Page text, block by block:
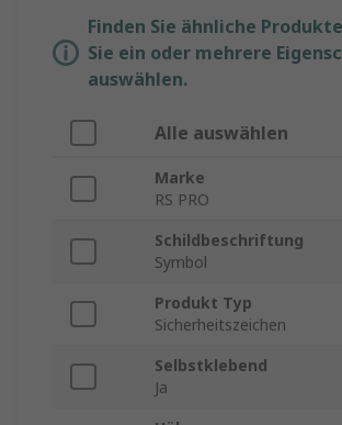
Finden Sie ähnliche
Sie ein oder mehrere
auswählen.
Alle auswählen
Marke
RS PRO
Schildbeschriftung
Symbol
Produkt Typ
Sicherheitszeichen
Selbstklebend
Ja